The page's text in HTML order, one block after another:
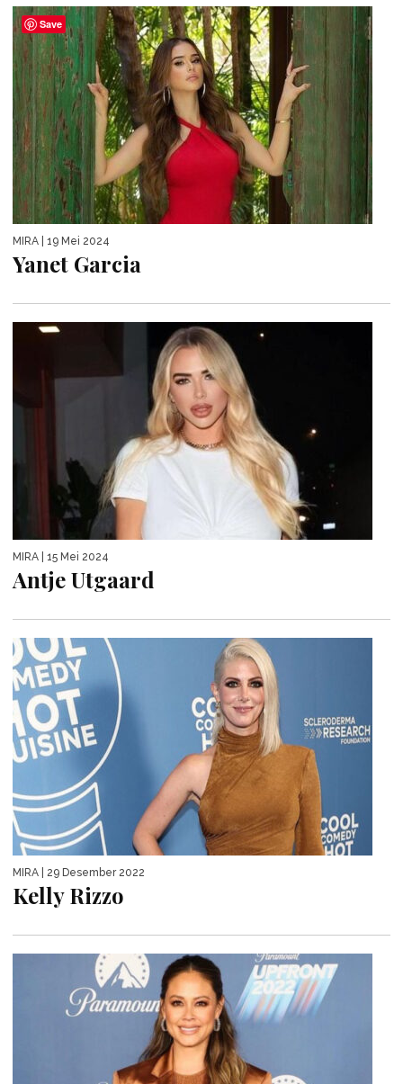
MIRA | 19 Mei 2024
Yanet Garcia
MIRA | 15 Mei 2024
Antje Utgaard
MIRA | 29 Desember 2022
Kelly Rizzo
Save